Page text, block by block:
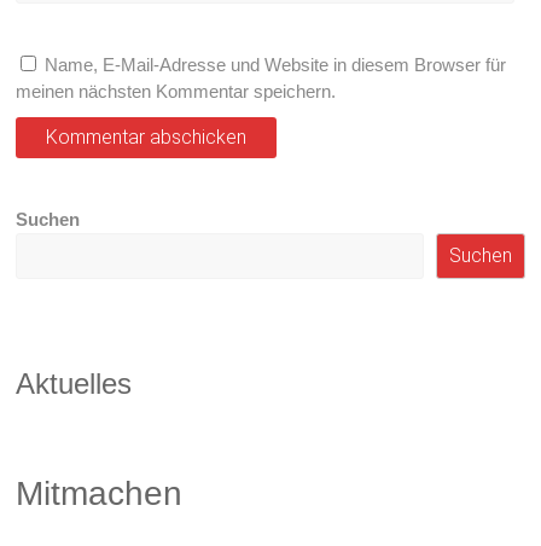
Name, E-Mail-Adresse und Website in diesem Browser für
meinen nächsten Kommentar speichern.
Suchen
Suchen
Aktuelles
Mitmachen